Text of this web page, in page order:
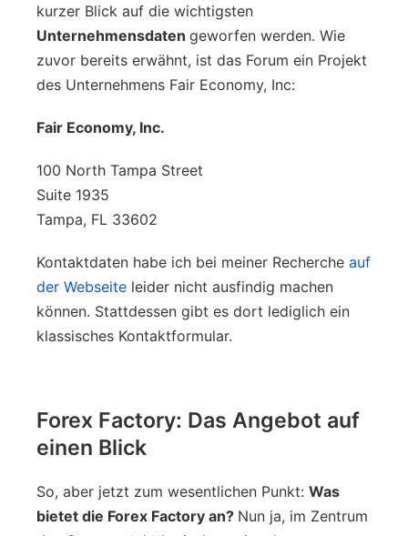
kurzer Blick auf die wichtigsten
Unternehmensdaten geworfen werden. Wie
zuvor bereits erwähnt, ist das Forum ein Projekt
des Unternehmens Fair Economy, Inc:
Fair Economy, Inc.
100 North Tampa Street
Suite 1935
Tampa, FL 33602
Kontaktdaten habe ich bei meiner Recherche auf
der Webseite leider nicht ausfindig machen
können. Stattdessen gibt es dort lediglich ein
klassisches Kontaktformular.
Forex Factory: Das Angebot auf
einen Blick
So, aber jetzt zum wesentlichen Punkt: Was
bietet die Forex Factory an? Nun ja, im Zentrum